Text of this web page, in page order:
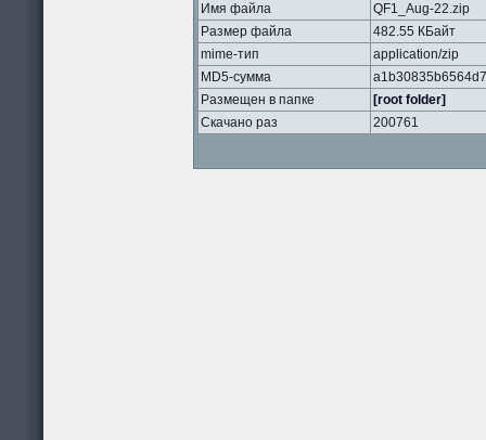
Имя файла
QF1_Aug-22.zip
Размер файла
482.55 КБайт
mime-тип
application/zip
MD5-сумма
Размещен в папке
[root folder]
Скачано раз
200761